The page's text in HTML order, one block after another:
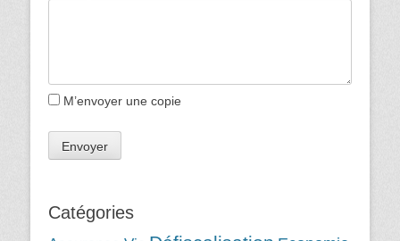
M’envoyer une copie
Catégories